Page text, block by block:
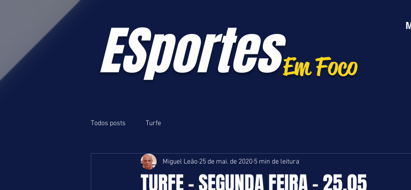
ESportesEm Foco
Todos posts Turfe
TURFE - SEGUNDA FEIRA - 25.05
Miguel Leão 25 de mai. de 2020 5 min de leitura